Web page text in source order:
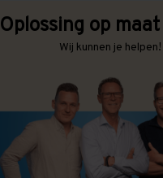
Oplossing op
Wij kunnen je helpen!